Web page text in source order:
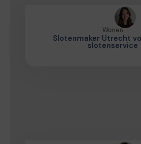
Wonen
Slotenmaker Utrecht
slotenservice